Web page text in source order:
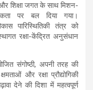
शिक्षा जगत के साथ मिशन-
पर बल दिया गया।
पारिस्थितिकी तंत्र को
रक्षा-केंद्रित अनुसंधान
संगोष्ठी, अपनी तरह की
और रक्षा प्रौद्योगिकी
देने की दिशा में महत्वपूर्ण